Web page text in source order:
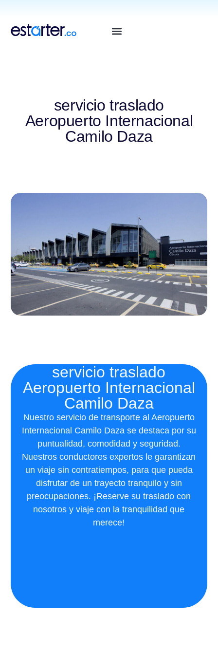
servicio traslado
Aeropuerto Internacional
Camilo Daza
servicio traslado
Aeropuerto Internacional
Camilo Daza
Nuestro servicio de transporte al Aeropuerto
Internacional Camilo Daza se destaca por su
puntualidad, comodidad y seguridad.
Nuestros conductores expertos le garantizan
un viaje sin contratiempos, para que pueda
disfrutar de un trayecto tranquilo y sin
preocupaciones. ¡Reserve su traslado con
nosotros y viaje con la tranquilidad que
merece!